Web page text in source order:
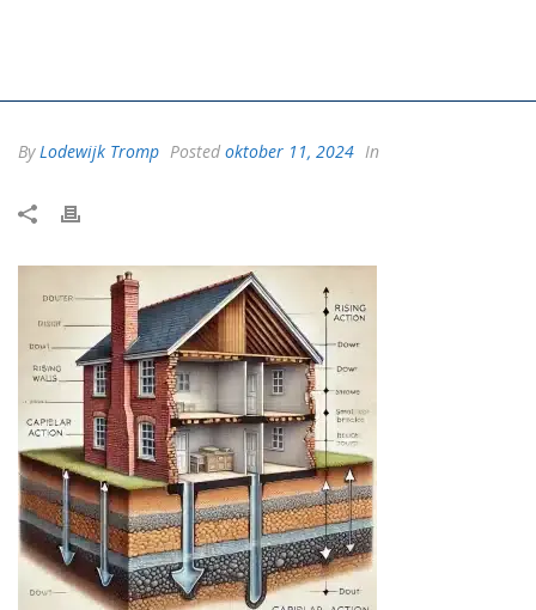
ByLodewijk Tromp Posted oktober 11, 2024 In